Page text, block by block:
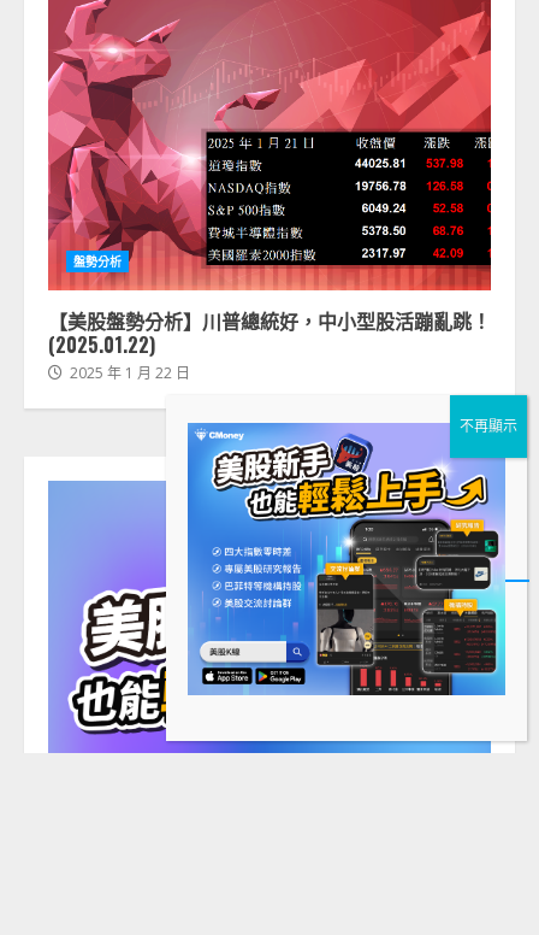
盤勢分析
【美股盤勢分析】川普總統好，中小型股活蹦亂跳！
(2025.01.22)
2025 年 1 月 22 日